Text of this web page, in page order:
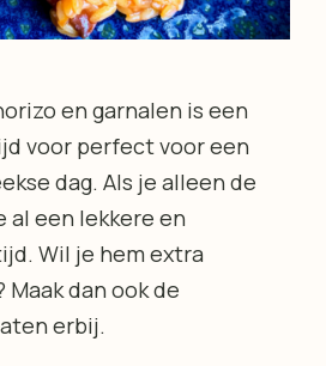
en garnalen is een
voor perfect voor een
dag. Als je alleen de
al een lekkere en
Wil je hem extra
dan ook de
erbij.